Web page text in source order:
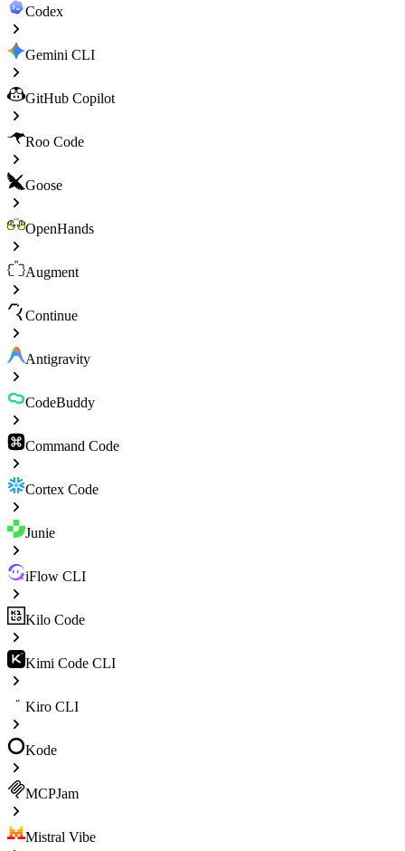
Codex
Gemini CLI
GitHub Copilot
Roo Code
Goose
OpenHands
Augment
Continue
Antigravity
CodeBuddy
Command Code
Cortex Code
Junie
iFlow CLI
Kilo Code
Kimi Code CLI
Kiro CLI
Kode
MCPJam
Mistral Vibe